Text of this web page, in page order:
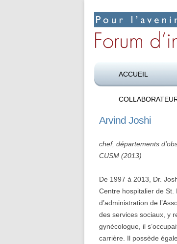
ACCUEIL
Arvind Joshi
chef, départements
CUSM (2013)
De 1997 à 2013, Dr.
Centre hospitalier de
d’administration de
des services sociaux, y
gynécologue, il
carrière. Il possède